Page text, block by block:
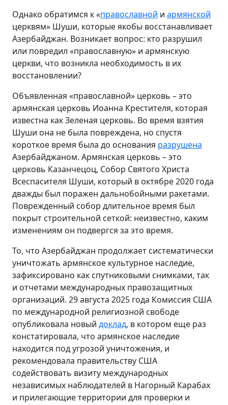
Однако обратимся к «православной и армянской
церквям» Шуши, которые якобы восстанавливает
Азербайджан. Возникает вопрос: кто разрушил
или повредил «православную» и армянскую
церкви, что возникла необходимость в их
восстановлении?
Объявленная «православной» церковь – это
армянская церковь Иоанна Крестителя, которая
известна как Зеленая церковь. Во время взятия
Шуши она не была повреждена, но спустя
короткое время была до основания разрушена
Азербайджаном. Армянская церковь – это
церковь Казанчецоц, Собор Святого Христа
Всеспасителя Шуши, который в октябре 2020 года
дважды был поражен дальнобойными ракетами.
Поврежденный собор длительное время был
покрыт строительной сеткой: неизвестно, каким
изменениям он подвергся за это время.
То, что Азербайджан продолжает систематически
уничтожать армянское культурное наследие,
зафиксировано как спутниковыми снимками, так
и отчетами международных правозащитных
организаций. 29 августа 2025 года Комиссия США
по международной религиозной свободе
опубликовала новый доклад, в котором еще раз
констатировала, что армянское наследие
находится под угрозой уничтожения, и
рекомендовала правительству США
содействовать визиту международных
независимых наблюдателей в Нагорный Карабах
и прилегающие территории для проверки и